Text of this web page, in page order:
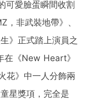
可愛臉蛋瞬間收割
，非武裝地帶》、
》正式踏上演員之
在《New Heart》
花》中一人分飾兩
星獎項，完全是